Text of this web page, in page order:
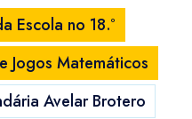
Escola no 18.º
Jogos Matemáticos
Avelar Brotero